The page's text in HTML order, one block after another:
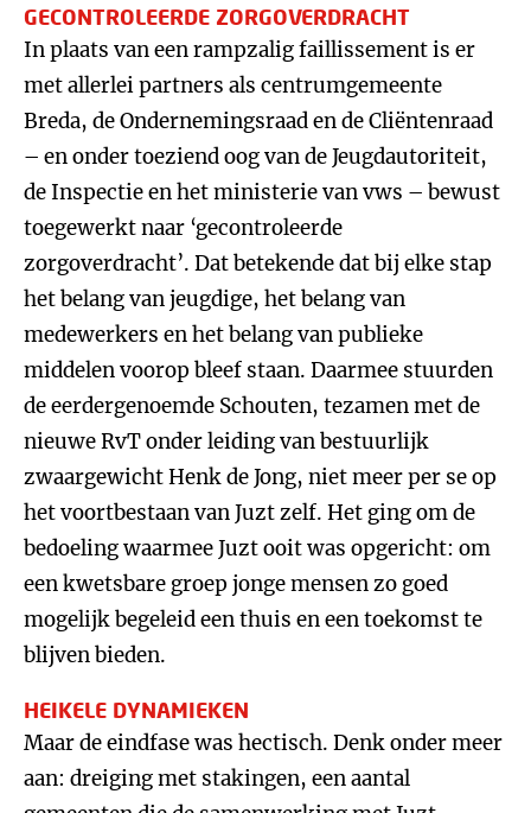
GECONTROLEERDE ZORGOVERDRACHT
In plaats van een rampzalig faillissement is er
met allerlei partners als centrumgemeente
Breda, de Ondernemingsraad en de Cliëntenraad
– en onder toeziend oog van de Jeugdautoriteit,
de Inspectie en het ministerie van vws – bewust
toegewerkt naar ‘gecontroleerde
zorgoverdracht’. Dat betekende dat bij elke stap
het belang van jeugdige, het belang van
medewerkers en het belang van publieke
middelen voorop bleef staan. Daarmee stuurden
de eerdergenoemde Schouten, tezamen met de
nieuwe RvT onder leiding van bestuurlijk
zwaargewicht Henk de Jong, niet meer per se op
het voortbestaan van Juzt zelf. Het ging om de
bedoeling waarmee Juzt ooit was opgericht: om
een kwetsbare groep jonge mensen zo goed
mogelijk begeleid een thuis en een toekomst te
blijven bieden.
HEIKELE DYNAMIEKEN
Maar de eindfase was hectisch. Denk onder meer
aan: dreiging met stakingen, een aantal